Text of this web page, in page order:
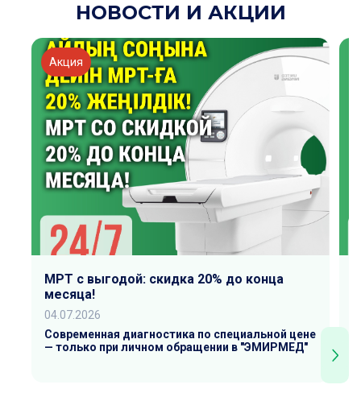
НОВОСТИ И АКЦИИ
Акция
МРТ с выгодой: скидка 20% до конца
месяца!
04.07.2026
Современная диагностика по специальной цене
— только при личном обращении в "ЭМИРМЕД"